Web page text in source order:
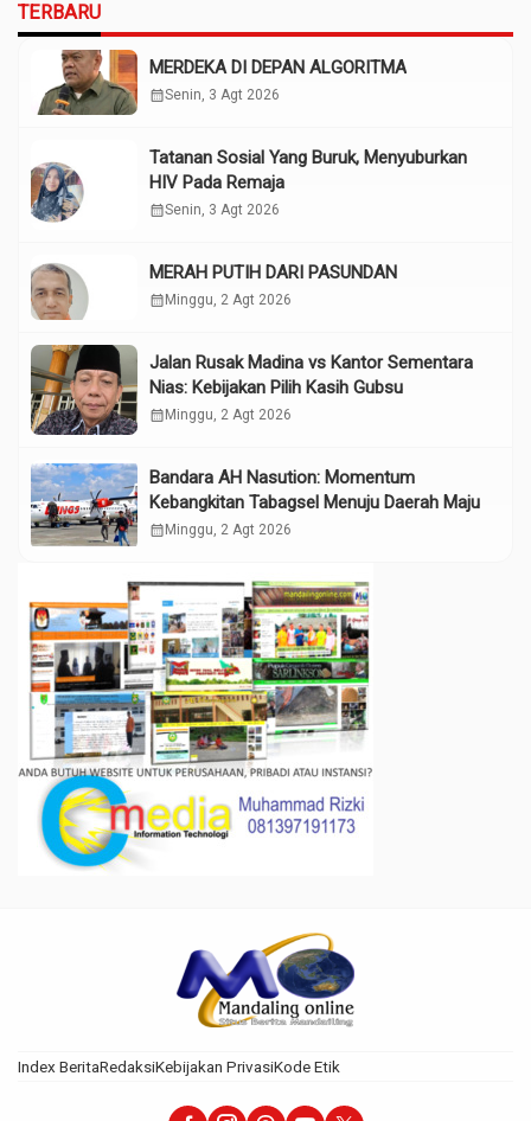
TERBARU
MERDEKA DI DEPAN ALGORITMA
calendar_monthSenin, 3 Agt 2026
Tatanan Sosial Yang Buruk, Menyuburkan
HIV Pada Remaja
calendar_monthSenin, 3 Agt 2026
MERAH PUTIH DARI PASUNDAN
calendar_month Minggu, 2 Agt 2026
Jalan Rusak Madina vs Kantor Sementara
Nias: Kebijakan Pilih Kasih Gubsu
calendar_month Minggu, 2 Agt 2026
Bandara AH Nasution: Momentum
Kebangkitan Tabagsel Menuju Daerah Maju
calendar_month Minggu, 2 Agt 2026
Index BeritaRedaksiKebijakan PrivasiKode Etik